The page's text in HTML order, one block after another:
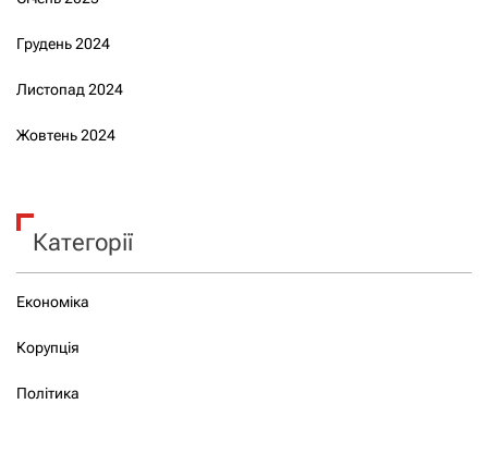
Грудень 2024
Листопад 2024
Жовтень 2024
Категорії
Економіка
Корупція
Політика